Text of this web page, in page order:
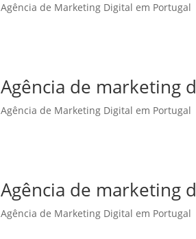
Agência de Marketing Digital em Portugal
Agência de marketing
Agência de Marketing Digital em Portugal
Agência de marketing
Agência de Marketing Digital em Portugal